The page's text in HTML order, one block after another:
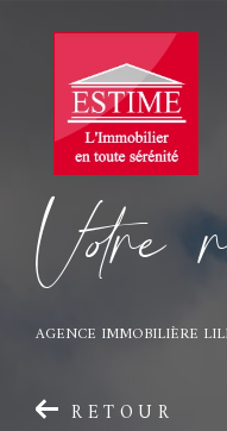
Vore r
AGENCE IMMOBILIÈRE
RETOUR